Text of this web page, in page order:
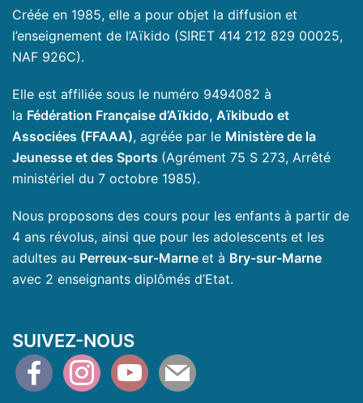
Créée en 1985, elle a pour objet la diffusion et
l’enseignement de l’Aïkido (SIRET 414 212 829 00025,
NAF 926C).
Elle est affiliée sous le numéro 9494082 à
la Fédération Française d’Aïkido, Aïkibudo et
Associées (FFAAA), agréée par le Ministère de la
Jeunesse et des Sports (Agrément 75 S 273, Arrêté
ministériel du 7 octobre 1985).
Nous proposons des cours pour les enfants à partir de
4 ans révolus, ainsi que pour les adolescents et les
adultes au Perreux-sur-Marne et à Bry-sur-Marne
avec 2 enseignants diplômés d’Etat.
SUIVEZ-NOUS
facebookinstagramyoutubemail